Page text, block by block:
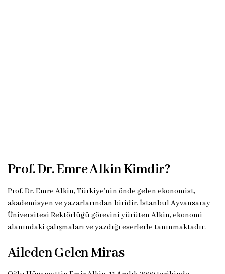
Prof. Dr. Emre Alkin Kimdir?
Prof. Dr. Emre Alkin, Türkiye’nin önde gelen ekonomist,
akademisyen ve yazarlarından biridir. İstanbul Ayvansaray
Üniversitesi Rektörlüğü görevini yürüten Alkin, ekonomi
alanındaki çalışmaları ve yazdığı eserlerle tanınmaktadır.
Aileden Gelen Miras